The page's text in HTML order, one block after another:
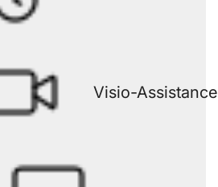
Visio-Assistance